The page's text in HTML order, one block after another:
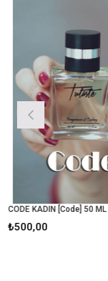
CODE KADIN [Code] 50 ML
₺500,00